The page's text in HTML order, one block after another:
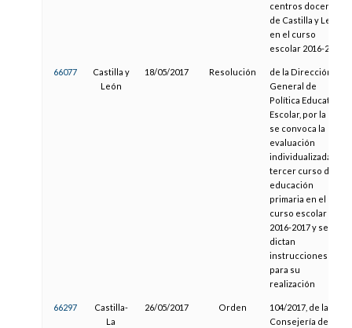
centros docentes
de Castilla y León
en el curso
escolar 2016-2017
66077
Castilla y
León
18/05/2017 Resolución
de la Dirección
General de
Política Educativa
Escolar, por la que
se convoca la
evaluación
individualizada de
tercer curso de
educación
primaria en el
curso escolar
2016-2017 y se
dictan
instrucciones
para su
realización
66297
Castilla-
La
26/05/2017 Orden
104/2017, de la
Consejería de